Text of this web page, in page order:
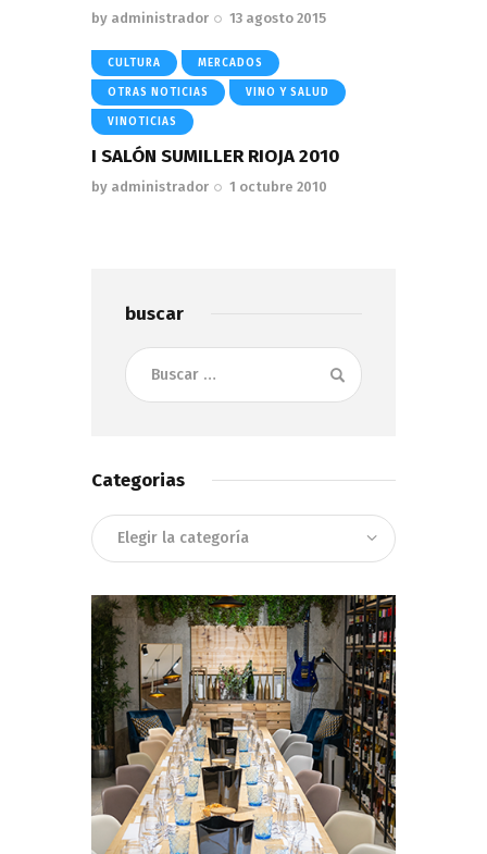
by administrador 13 agosto 2015
CULTURA MERCADOS
OTRAS NOTICIAS VINO Y SALUD
VINOTICIAS
I SALÓN SUMILLER RIOJA 2010
by administrador 1 octubre 2010
buscar
Buscar:
Categorias
Categorias